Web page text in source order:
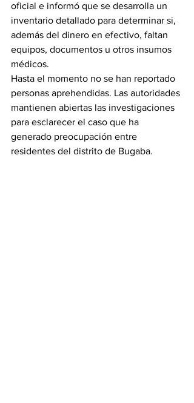
oficial e informó que se desarrolla un
inventario detallado para determinar si,
además del dinero en efectivo, faltan
equipos, documentos u otros insumos
médicos.
Hasta el momento no se han reportado
personas aprehendidas. Las autoridades
mantienen abiertas las investigaciones
para esclarecer el caso que ha
generado preocupación entre
residentes del distrito de Bugaba.